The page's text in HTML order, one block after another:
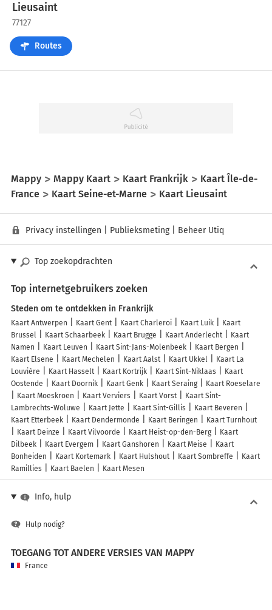
Lieusaint
77127
Routes
Mappy Mappy Kaart Kaart Frankrijk
Kaart Île-de-
France
Kaart Seine-et-Marne Kaart Lieusaint
Privacy instellingen Publieksmeting| Beheer Utiq
Top zoekopdrachten
Top internetgebruikers zoeken
Steden om te ontdekken in Frankrijk
Kaart Antwerpen Kaart Gent Kaart Charleroi Kaart Luik
Kaart
Brussel
Kaart Schaarbeek Kaart Brugge Kaart Anderlecht
Kaart
Namen
Kaart Leuven Kaart Sint-Jans-Molenbeek
Kaart Bergen
Kaart Elsene
Kaart Mechelen Kaart Aalst Kaart Ukkel
Kaart La
Louvière
Kaart Hasselt Kaart Kortrijk Kaart Sint-Niklaas
Kaart
Oostende
Kaart Doornik Kaart Genk Kaart Seraing
Kaart Roeselare
Kaart Moeskroen
Kaart Verviers Kaart Vorst
Kaart Sint-
Lambrechts-Woluwe
Kaart Jette Kaart Sint-Gillis
Kaart Beveren
Kaart Etterbeek
Kaart Dendermonde Kaart Beringen
Kaart Turnhout
Kaart Deinze
Kaart Vilvoorde Kaart Heist-op-den-Berg
Kaart
Dilbeek
Kaart Evergem Kaart Ganshoren Kaart Meise
Kaart
Bonheiden
Kaart Kortemark Kaart Hulshout Kaart Sombreffe
Kaart
Ramillies
Kaart Baelen Kaart Mesen
Info, hulp
Hulp nodig?
TOEGANG TOT ANDERE VERSIES VAN MAPPY
France